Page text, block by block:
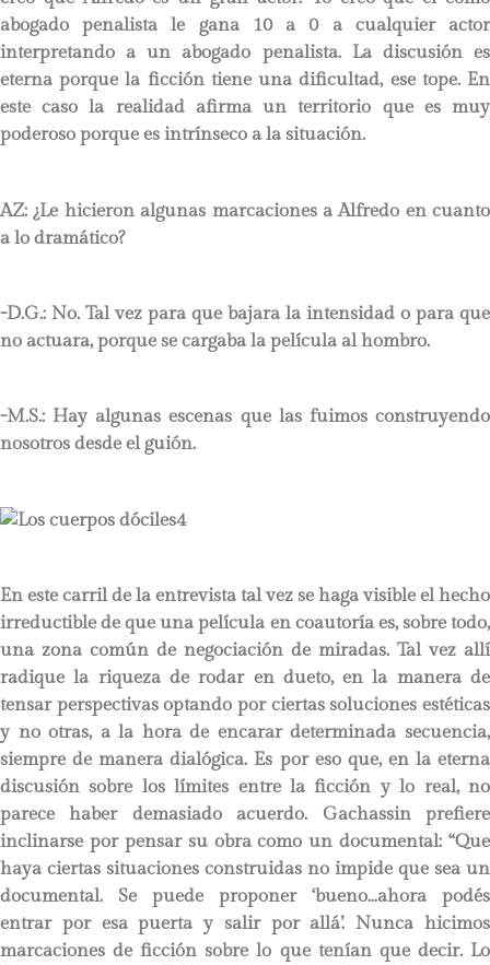
abogado penalista le gana 10 a 0 a cualquier actor
interpretando a un abogado penalista. La discusión es
eterna porque la ficción tiene una dificultad, ese tope. En
este caso la realidad afirma un territorio que es muy
poderoso porque es intrínseco a la situación.
AZ: ¿Le hicieron algunas marcaciones a Alfredo en cuanto
a lo dramático?
-D.G.: No. Tal vez para que bajara la intensidad o para que
no actuara, porque se cargaba la película al hombro.
-M.S.: Hay algunas escenas que las fuimos construyendo
nosotros desde el guión.
En este carril de la entrevista tal vez se haga visible el hecho
irreductible de que una película en coautoría es, sobre todo,
una zona común de negociación de miradas. Tal vez allí
radique la riqueza de rodar en dueto, en la manera de
tensar perspectivas optando por ciertas soluciones estéticas
y no otras, a la hora de encarar determinada secuencia,
siempre de manera dialógica. Es por eso que, en la eterna
discusión sobre los límites entre la ficción y lo real, no
parece haber demasiado acuerdo. Gachassin prefiere
inclinarse por pensar su obra como un documental: “Que
haya ciertas situaciones construidas no impide que sea un
documental. Se puede proponer ‘bueno…ahora podés
entrar por esa puerta y salir por allá’. Nunca hicimos
marcaciones de ficción sobre lo que tenían que decir. Lo